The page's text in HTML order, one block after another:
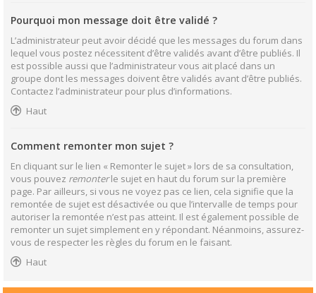
Pourquoi mon message doit être validé ?
L’administrateur peut avoir décidé que les messages du forum dans
lequel vous postez nécessitent d’être validés avant d’être publiés. Il
est possible aussi que l’administrateur vous ait placé dans un
groupe dont les messages doivent être validés avant d’être publiés.
Contactez l’administrateur pour plus d’informations.
Haut
Comment remonter mon sujet ?
En cliquant sur le lien « Remonter le sujet » lors de sa consultation,
vous pouvez remonterle sujet en haut du forum sur la première
page. Par ailleurs, si vous ne voyez pas ce lien, cela signifie que la
remontée de sujet est désactivée ou que l’intervalle de temps pour
autoriser la remontée n’est pas atteint. Il est également possible de
remonter un sujet simplement en y répondant. Néanmoins, assurez-
vous de respecter les règles du forum en le faisant.
Haut